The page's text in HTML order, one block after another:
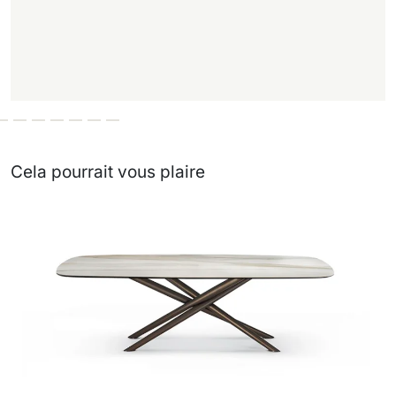
Cela pourrait vous plaire